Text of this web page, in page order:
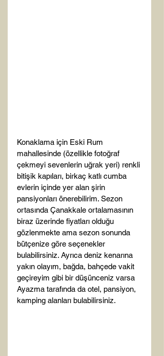
Konaklama için Eski Rum
mahallesinde (özellikle fotoğraf
çekmeyi sevenlerin uğrak yeri) renkli
bitişik kapıları, birkaç katlı cumba
evlerin içinde yer alan şirin
pansiyonları önerebilirim. Sezon
ortasında Çanakkale ortalamasının
biraz üzerinde fiyatları olduğu
gözlenmekte ama sezon sonunda
bütçenize göre seçenekler
bulabilirsiniz. Ayrıca deniz kenarına
yakın olayım, bağda, bahçede vakit
geçireyim gibi bir düşünceniz varsa
Ayazma tarafında da otel, pansiyon,
kamping alanları bulabilirsiniz.